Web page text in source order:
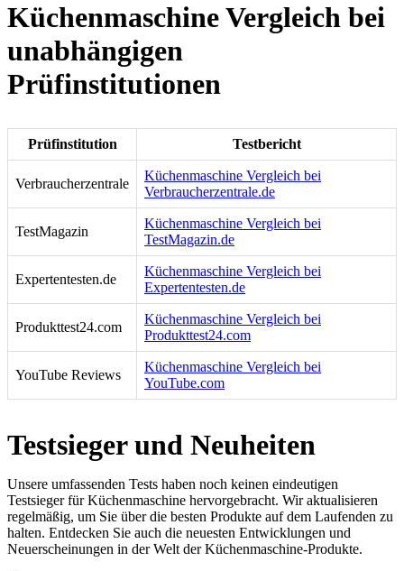
Küchenmaschine Vergleich bei
unabhängigen
Prüfinstitutionen
Prüfinstitution Testbericht
Verbraucherzentrale
Küchenmaschine Vergleich bei
Verbraucherzentrale.de
TestMagazin
Küchenmaschine Vergleich bei
TestMagazin.de
Expertentesten.de
Küchenmaschine Vergleich bei
Expertentesten.de
Produkttest24.com
Küchenmaschine Vergleich bei
Produkttest24.com
YouTube Reviews
Küchenmaschine Vergleich bei
YouTube.com
Testsieger und Neuheiten
Unsere umfassenden Tests haben noch keinen eindeutigen
Testsieger für Küchenmaschine hervorgebracht. Wir aktualisieren
regelmäßig, um Sie über die besten Produkte auf dem Laufenden zu
halten. Entdecken Sie auch die neuesten Entwicklungen und
Neuerscheinungen in der Welt der Küchenmaschine-Produkte.